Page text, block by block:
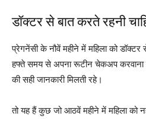
डॉक्टर से बात करते रहनी
प्रेगनेंसी के नौवें महीने में महिला को डॉक्टर
हफ्ते समय से अपना रूटीन चेकअप करवाना
की सही जानकारी मिलती रहे।
तो यह हैं कुछ जो आठवें महीने में महिला को